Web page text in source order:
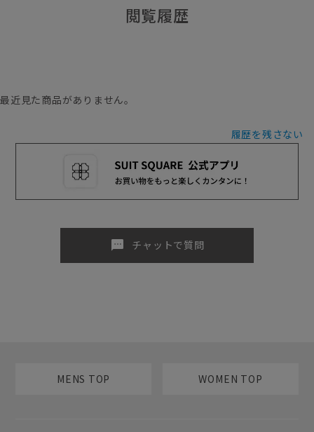
閲覧履歴
最近見た商品がありません。
履歴を残さない
sms チャットで質問
MENS TOP WOMEN TOP